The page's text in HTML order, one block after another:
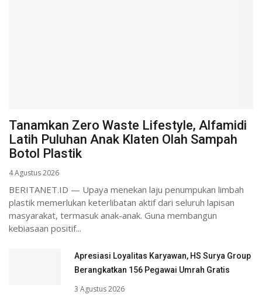
Tanamkan Zero Waste Lifestyle, Alfamidi
Latih Puluhan Anak Klaten Olah Sampah
Botol Plastik
4 Agustus 2026
BERITANET.ID — Upaya menekan laju penumpukan limbah
plastik memerlukan keterlibatan aktif dari seluruh lapisan
masyarakat, termasuk anak-anak. Guna membangun
kebiasaan positif...
Apresiasi Loyalitas Karyawan, HS Surya Group
Berangkatkan 156 Pegawai Umrah Gratis
3 Agustus 2026